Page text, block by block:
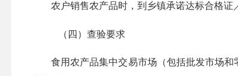
农户销售农产品时，到乡镇承诺达标合格证
（四）查验要求
食用农产品集中交易市场（包括批发市场